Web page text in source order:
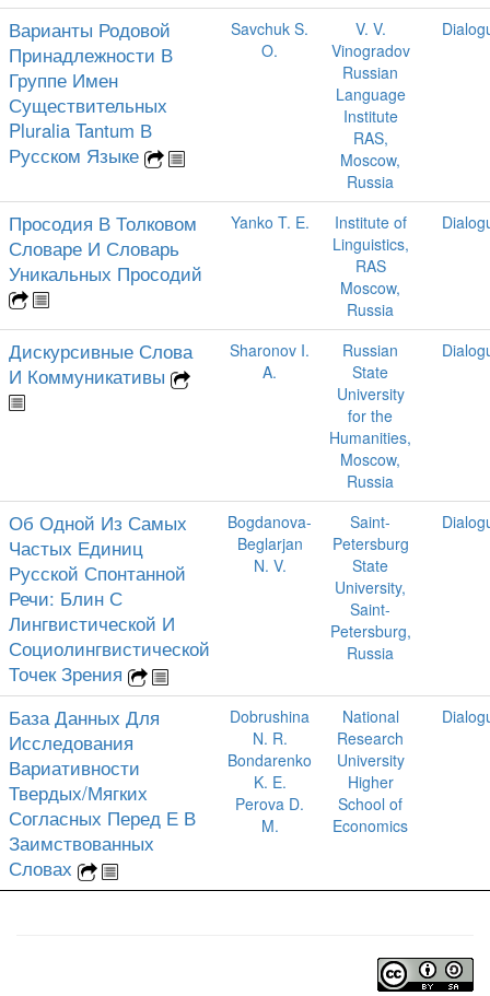
Варианты Родовой
Принадлежности В
Группе Имен
Существительных
Pluralia Tantum В
Русском Языке
Savchuk S.
O.
V. V.
Vinogradov
Russian
Language
Institute
RAS,
Moscow,
Russia
Просодия В Толковом
Словаре И Словарь
Уникальных Просодий
Yanko T. E.
Institute of
Linguistics,
RAS
Moscow,
Russia
Дискурсивные Слова
И Коммуникативы
Sharonov I.
A.
Russian
State
University
for the
Humanities,
Moscow,
Russia
Об Одной Из Самых
Частых Единиц
Русской Спонтанной
Речи: Блин С
Лингвистической И
Социолингвистической
Точек Зрения
Bogdanova-
Beglarjan
N. V.
Saint-
Petersburg
State
University,
Saint-
Petersburg,
Russia
База Данных Для
Исследования
Вариативности
Твердых/Мягких
Согласных Перед Е В
Заимствованных
Словах
Dobrushina
N. R.
Bondarenko
K. E.
Perova D.
M.
National
Research
University
Higher
School of
Economics